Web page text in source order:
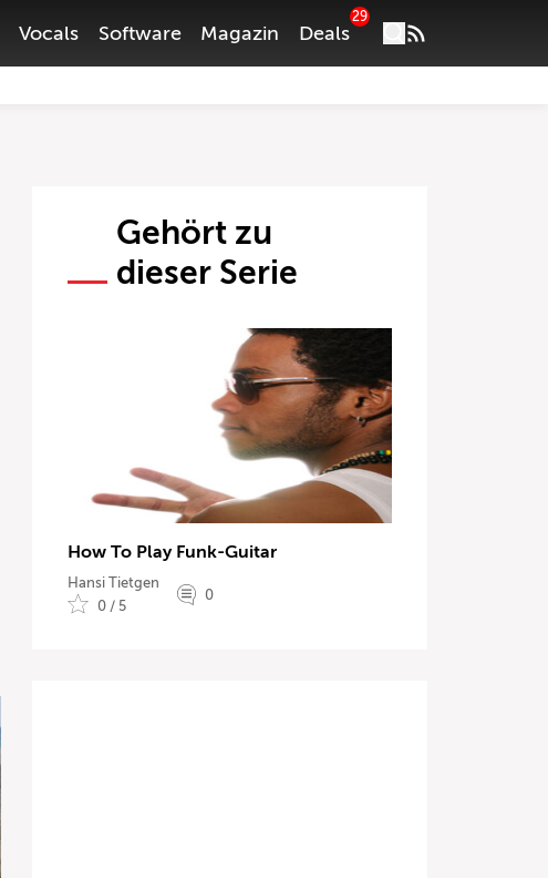
Vocals Software Magazin Deals
29
Gehört zu
dieser Serie
How To Play Funk-Guitar
Hansi Tietgen
0 / 5
0